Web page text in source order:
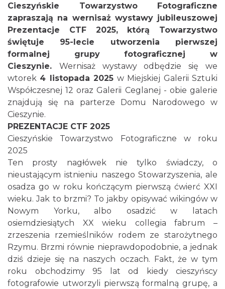
Cieszyn
2026-08-28
0.06 km
Cieszyn
2026-08-09
0.11 km
Cieszyńskie Towarzystwo Fotograficzne
zapraszają na wernisaż wystawy jubileuszowej
Prezentacje CTF 2025, którą Towarzystwo
świętuje 95-lecie utworzenia pierwszej
formalnej grupy fotograficznej w
Cieszynie. Wernisaż wystawy odbędzie się we
wtorek 4 listopada 2025 w Miejskiej Galerii Sztuki
Współczesnej 12 oraz Galerii Ceglanej - obie galerie
znajdują się na parterze Domu Narodowego w
Cieszynie.
PREZENTACJE CTF 2025
Cieszyńskie Towarzystwo Fotograficzne w roku
2025
Ten prosty nagłówek nie tylko świadczy, o
nieustającym istnieniu naszego Stowarzyszenia, ale
osadza go w roku kończącym pierwszą ćwierć XXI
wieku. Jak to brzmi? To jakby opisywać wikingów w
Nowym Yorku, albo osadzić w latach
osiemdziesiątych XX wieku collegia fabrum –
zrzeszenia rzemieślników rodem ze starożytnego
Rzymu. Brzmi równie nieprawdopodobnie, a jednak
dziś dzieje się na naszych oczach. Fakt, że w tym
roku obchodzimy 95 lat od kiedy cieszyńscy
fotografowie utworzyli pierwszą formalną grupę, a